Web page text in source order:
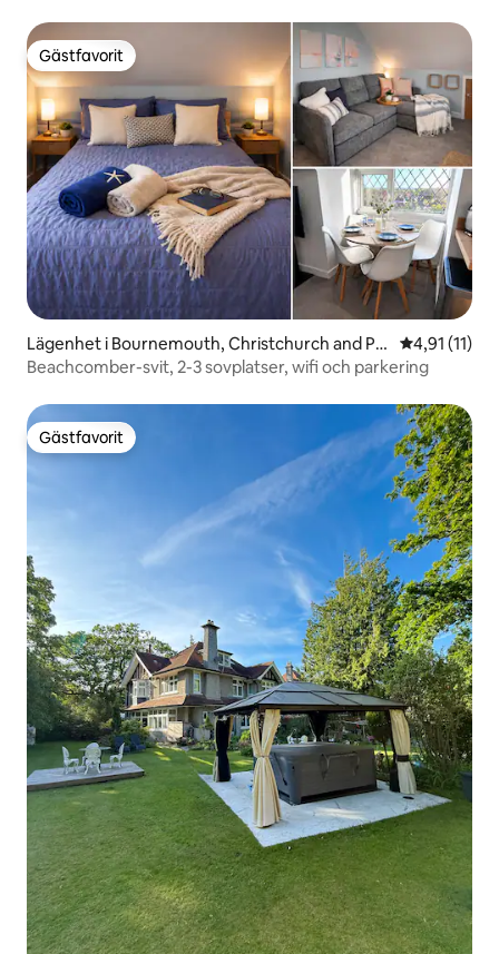
Gästfavorit
Gästfavorit
Lägenhet i Bournemouth, Christchurch and Po
ole
4,91 av 5 i
4,91 (11)
Beachcomber-svit, 2-3 sovplatser, wifi och parkering
Gästfavorit
Gästfavorit